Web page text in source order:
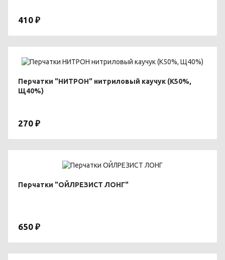
410 ₽
Перчатки "НИТРОН" нитриловый каучук (К50%,
Щ40%)
270 ₽
Перчатки "ОЙЛРЕЗИСТ ЛОНГ"
650 ₽